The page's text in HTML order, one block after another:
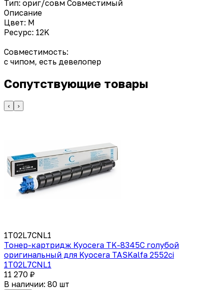
Тип: ориг/совм Совместимый
Описание
Цвет: M
Ресурс: 12K
Совместимость:
с чипом, есть девелопер
Сопутствующие товары
‹ ›
1T02L7CNL1
Тонер-картридж Kyocera TK-8345C голубой
оригинальный для Kyocera TASKalfa 2552ci
1T02L7CNL1
11 270 ₽
В наличии: 80 шт